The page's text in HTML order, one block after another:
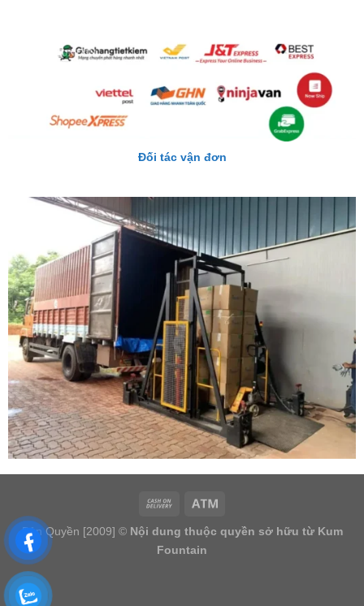
Đối tác vận đơn
Bản Quyền [2009] © Nội dung thuộc quyền sở hữu từ Kum
Fountain